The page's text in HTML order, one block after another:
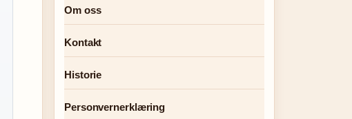
Om oss
Kontakt
Historie
Personvernerklæring